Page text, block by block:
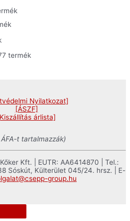
7 termék
Nyilatkozat]
[ÁSZF]
árlista]
t tartalmazzák)
Kft. | EUTR: AA6414870 | Tel.:
Sóskút, Külterület 045/24. hrsz. | E-
group.hu